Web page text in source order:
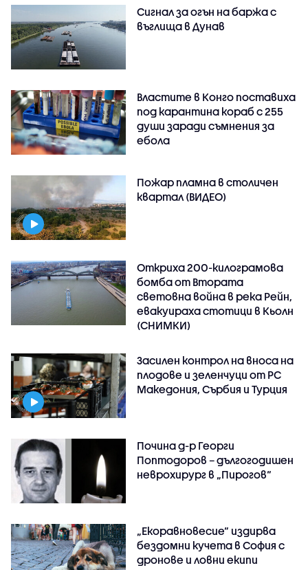
Сигнал за огън на баржа с
въглища в Дунав
Властите в Конго поставиха
под карантина кораб с 255
души заради съмнения за
ебола
Пожар пламна в столичен
квартал (ВИДЕО)
Откриха 200-килограмова
бомба от Втората
световна война в река Рейн,
евакуираха стотици в Кьолн
(СНИМКИ)
Засилен контрол на вноса на
плодове и зеленчуци от РС
Македония, Сърбия и Турция
Почина д-р Георги
Поптодоров – дългогодишен
неврохирург в „Пирогов“
„Екоравновесие“ издирва
бездомни кучета в София с
дронове и ловни екипи